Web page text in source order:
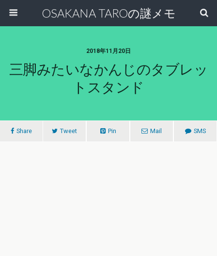
OSAKANA TAROの謎メモ
2018年11月20日
三脚みたいなかんじのタブレッ
トスタンド
Share Tweet Pin Mail SMS